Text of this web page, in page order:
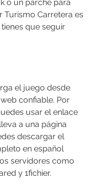
Turismo Carretera es
que seguir
confiable. Por
usar el enlace
a una página
descargar el
en español
servidores como
y 1fichier.